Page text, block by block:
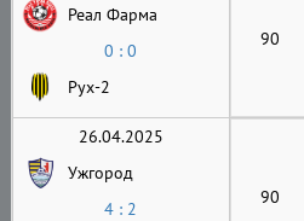
Реал Фарма
0 : 0
Рух-2
90
26.04.2025
Ужгород
4 : 2
90